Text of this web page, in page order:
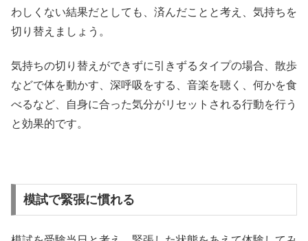
わしくない結果だとしても、済んだことと考え、気持ちを
切り替えましょう。
気持ちの切り替えができずに引きずるタイプの場合、散歩
などで体を動かす、深呼吸をする、音楽を聴く、何かを食
べるなど、自身に合った気分がリセットされる行動を行う
と効果的です。
模試で緊張に慣れる